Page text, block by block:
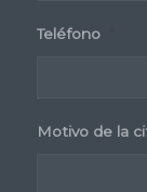
Teléfono
Motivo de la